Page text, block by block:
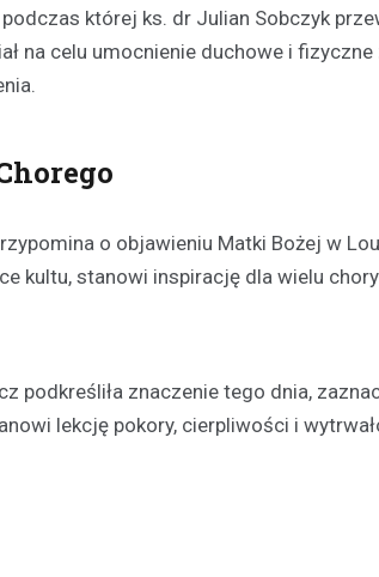
której ks. dr Julian Sobczyk
na celu umocnienie duchowe i
o objawieniu Matki Bożej w
kultu, stanowi inspirację dla wielu
podkreśliła znaczenie tego dnia,
lekcję pokory, cierpliwości i
uciekający z
Ujeździe został
policję
miał miejsce w
79-letnią